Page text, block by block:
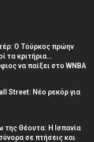
Ο Τούρκος πρώην
τα κριτήρια…
να παίξει στο WNBA
Street: Νέο ρεκόρ για
της Θέουτα: Η Ισπανία
σε πτήσεις και